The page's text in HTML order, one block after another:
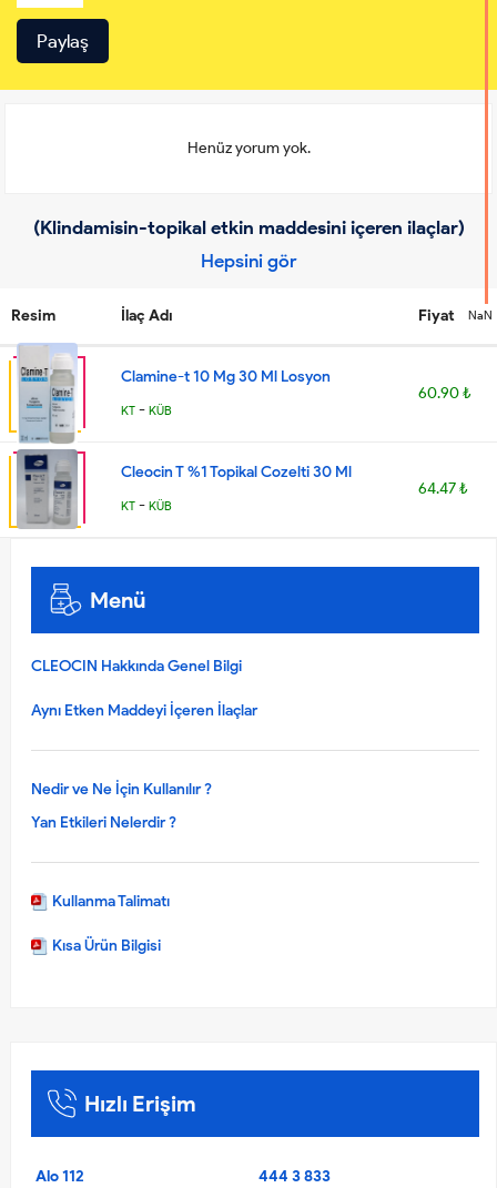
Henüz yorum yok.
(Klindamisin-topikal etkin maddesini içeren ilaçlar)
Hepsini gör
Resim İlaç Adı Fiyat
Clamine-t 10 Mg 30 Ml Losyon
KT - KÜB
60.90 ₺
Cleocin T %1 Topikal Cozelti 30 Ml
KT - KÜB
64.47 ₺
Menü
CLEOCIN Hakkında Genel Bilgi
Aynı Etken Maddeyi İçeren İlaçlar
Nedir ve Ne İçin Kullanılır ?
Yan Etkileri Nelerdir ?
Kullanma Talimatı
Kısa Ürün Bilgisi
Hızlı Erişim
Alo 112
444 3 833
NaN